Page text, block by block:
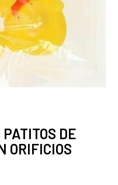
DE
ORIFICIOS